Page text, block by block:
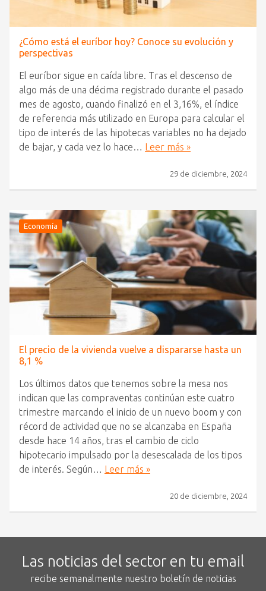
¿Cómo está el euríbor hoy? Conoce su evolución y
perspectivas
El euríbor sigue en caída libre. Tras el descenso de
algo más de una décima registrado durante el pasado
mes de agosto, cuando finalizó en el 3,16%, el índice
de referencia más utilizado en Europa para calcular el
tipo de interés de las hipotecas variables no ha dejado
de bajar, y cada vez lo hace… Leer más »
29 de diciembre, 2024
Economía
El precio de la vivienda vuelve a dispararse hasta un
8,1 %
Los últimos datos que tenemos sobre la mesa nos
indican que las compraventas continúan este cuatro
trimestre marcando el inicio de un nuevo boom y con
récord de actividad que no se alcanzaba en España
desde hace 14 años, tras el cambio de ciclo
hipotecario impulsado por la desescalada de los tipos
de interés. Según… Leer más »
20 de diciembre, 2024
Las noticias del sector en tu email
recibe semanalmente nuestro boletín de noticias